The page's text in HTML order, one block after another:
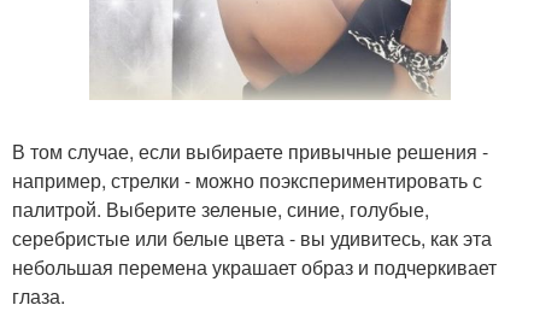
В том случае, если выбираете привычные решения -
например, стрелки - можно поэкспериментировать с
палитрой. Выберите зеленые, синие, голубые,
серебристые или белые цвета - вы удивитесь, как эта
небольшая перемена украшает образ и подчеркивает
глаза.